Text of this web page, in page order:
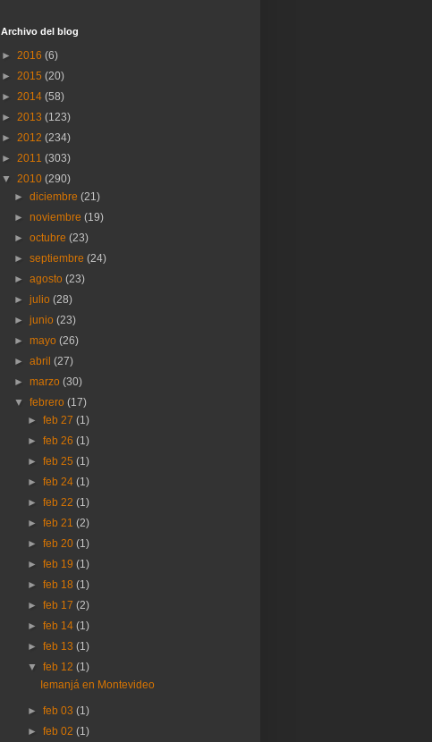
Archivo del blog
► 2016 (6)
► 2015 (20)
► 2014 (58)
► 2013 (123)
► 2012 (234)
► 2011 (303)
▼ 2010 (290)
►diciembre(21)
►noviembre(19)
►octubre(23)
►septiembre(24)
►agosto(23)
►julio(28)
►junio(23)
►mayo(26)
►abril(27)
►marzo(30)
▼febrero(17)
► feb 27 (1)
► feb 26 (1)
► feb 25 (1)
► feb 24 (1)
► feb 22 (1)
► feb 21 (2)
► feb 20 (1)
► feb 19 (1)
► feb 18 (1)
► feb 17 (2)
► feb 14 (1)
► feb 13 (1)
▼ feb 12 (1)
Iemanjá en Montevideo
► feb 03 (1)
► feb 02 (1)